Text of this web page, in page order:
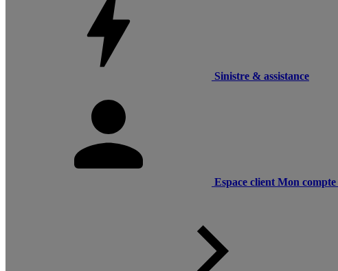
Sinistre & assistance
Espace client Mon compte